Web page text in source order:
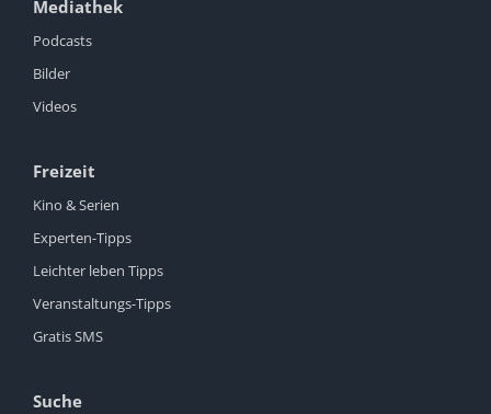
Mediathek
Podcasts
Bilder
Videos
Freizeit
Kino & Serien
Experten-Tipps
Leichter leben Tipps
Veranstaltungs-Tipps
Gratis SMS
Suche